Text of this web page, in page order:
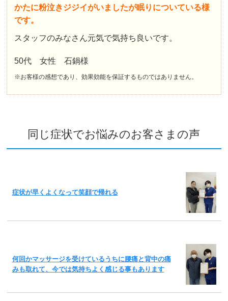
かたに粉泣きジジイがいましたが眠りについている様
です。
スタッフのみなさん元気で気持ち良いです。
50代 女性 石鍋様
※お客様の感想であり、効果効能を保証するものではありません。
同じ症状でお悩みのお客さまの声
症状が早くよくなって笑顔で帰れる
何回かマッサージを受けているうちに腰痛と背中の痛
みも取れて、今では気持ちよく感じる事もあります